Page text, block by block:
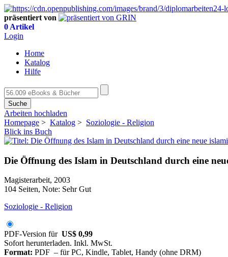
präsentiert von
0 Artikel
Login
Home
Katalog
Hilfe
Suche
Arbeiten hochladen
Homepage > Katalog > Soziologie - Religion
Blick ins Buch
Die Öffnung des Islam in Deutschland durch eine
Magisterarbeit, 2003
104 Seiten, Note: Sehr Gut
Soziologie - Religion
PDF-Version für US$ 0,99
Sofort herunterladen. Inkl. MwSt.
Format: PDF – für PC, Kindle, Tablet, Handy (ohne DRM)